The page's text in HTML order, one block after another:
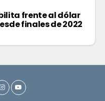
frente al dólar
finales de 2022